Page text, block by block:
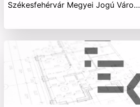
Székesfehérvár Megyei Jogú Váro…